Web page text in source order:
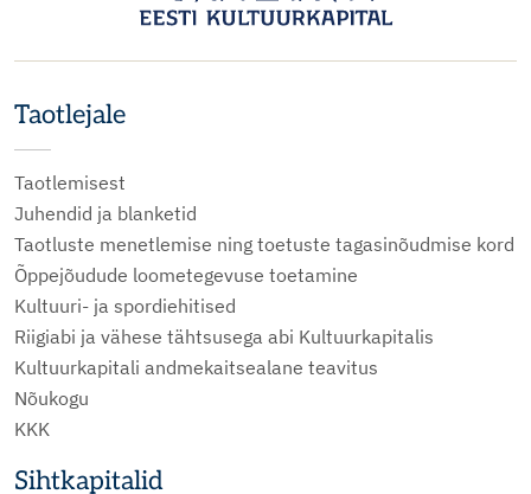
Taotlejale
Taotlemisest
Juhendid ja blanketid
Taotluste menetlemise ning toetuste tagasinõudmise kord
Õppejõudude loometegevuse toetamine
Kultuuri- ja spordiehitised
Riigiabi ja vähese tähtsusega abi Kultuurkapitalis
Kultuurkapitali andmekaitsealane teavitus
Nõukogu
KKK
Sihtkapitalid